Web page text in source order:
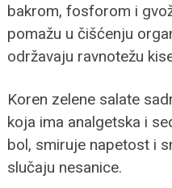
bakrom, fosforom i
pomažu u čišćenju
održavaju ravnotežu
Koren zelene salate
koja ima analgetska i
bol, smiruje napetost i
slučaju nesanice.